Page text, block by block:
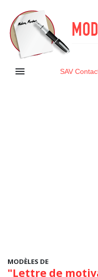
 SAV
MODÈLES DE
"Lettre de